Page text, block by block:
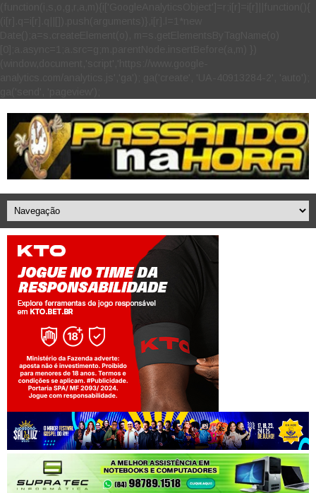
Jogue com responsabilidade. 18+